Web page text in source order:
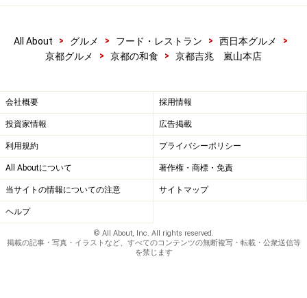
All About > グルメ > フード・レストラン > 西日本グルメ
>
京都グルメ
> 京都の和食 > 京都吉兆 嵐山本店
会社概要 採用情報
投資家情報 広告掲載
利用規約 プライバシーポリシー
All Aboutについて 著作権・商標・免責
当サイトの情報についての注意 サイトマップ
ヘルプ
© All About, Inc. All rights reserved.
掲載の記事・写真・イラストなど、すべてのコンテンツの無断複写・転載・公衆送信等
を禁じます